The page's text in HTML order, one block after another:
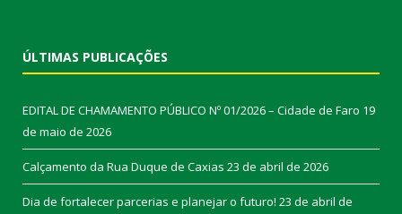
ÚLTIMAS PUBLICAÇÕES
EDITAL DE CHAMAMENTO PÚBLICO Nº 01/2026 – Cidade de Faro 19
de maio de 2026
Calçamento da Rua Duque de Caxias 23 de abril de 2026
Dia de fortalecer parcerias e planejar o futuro! 23 de abril de